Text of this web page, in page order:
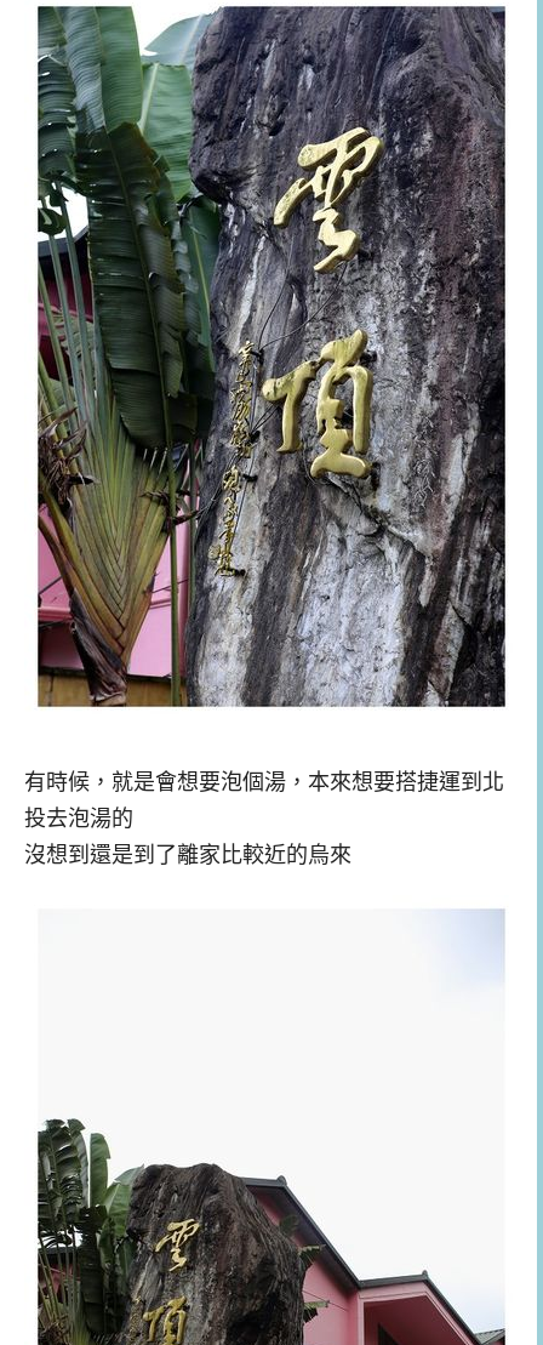
有時候，就是會想要泡個湯，本來想要搭捷運到北
投去泡湯的
沒想到還是到了離家比較近的烏來